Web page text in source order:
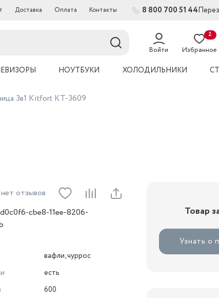
Доставка Оплата Контакты 8 800 700 51 44
Войти Избранное
2
НОУТБУКИ ХОЛОДИЛЬНИКИ
3в1 Kitfort КТ-3609
нет отзывов
cbe8-11ee-8206-
вафли, чуррос
есть
600
Товар
Узнать о